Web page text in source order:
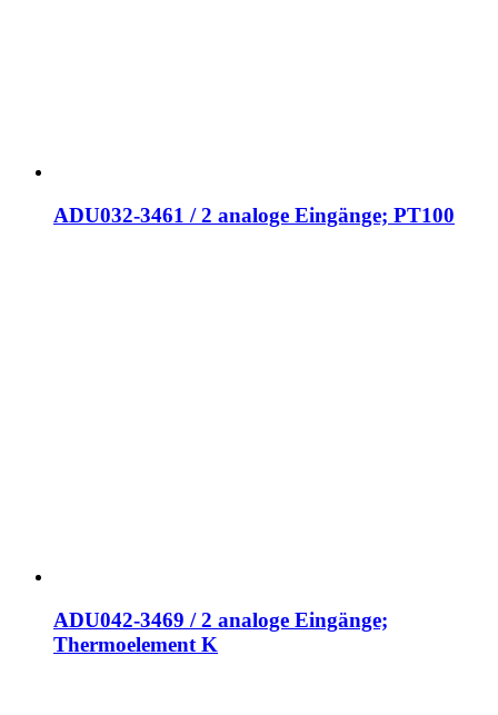
ADU032-3461 / 2 analoge Eingänge; PT100
ADU042-3469 / 2 analoge Eingänge;
Thermoelement K